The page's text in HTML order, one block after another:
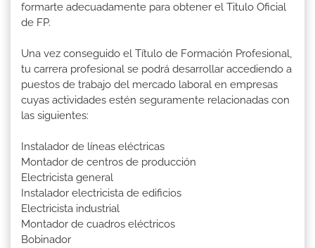
formarte adecuadamente para obtener el Titulo Oficial
de FP.
Una vez conseguido el Título de Formación Profesional,
tu carrera profesional se podrá desarrollar accediendo a
puestos de trabajo del mercado laboral en empresas
cuyas actividades estén seguramente relacionadas con
las siguientes:
Instalador de líneas eléctricas
Montador de centros de producción
Electricista general
Instalador electricista de edificios
Electricista industrial
Montador de cuadros eléctricos
Bobinador